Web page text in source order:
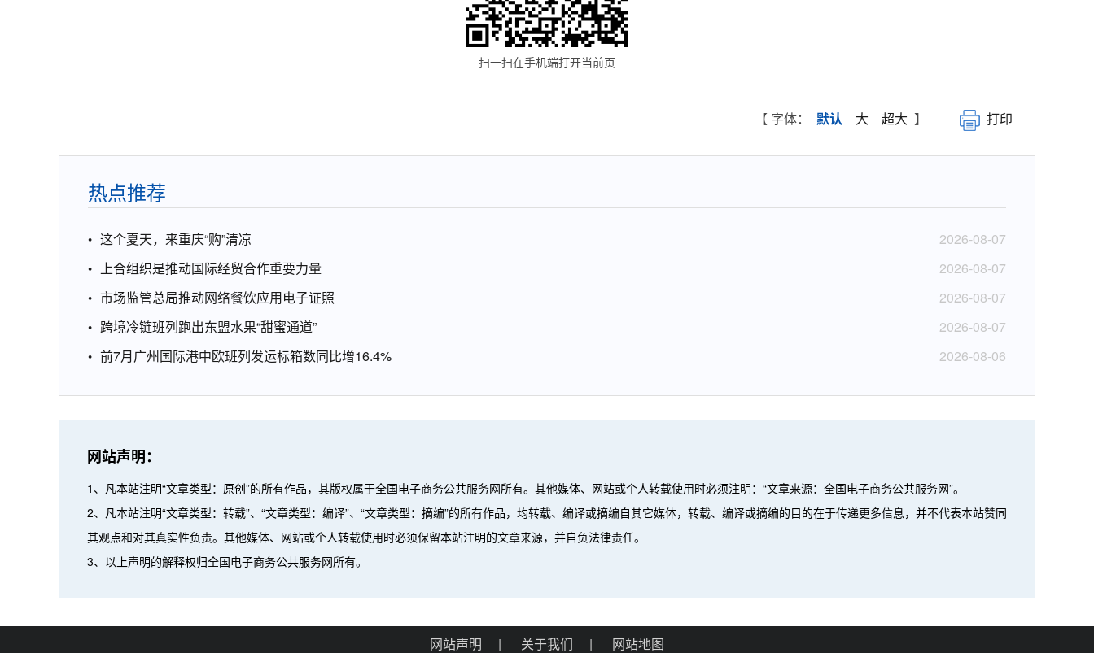
扫一扫在手机端打开当前页
【 字体： 默认 大 超大 】 打印
热点推荐
这个夏天，来重庆“购”清凉
2026-08-07
上合组织是推动国际经贸合作重要力量
2026-08-07
市场监管总局推动网络餐饮应用电子证照
2026-08-07
跨境冷链班列跑出东盟水果“甜蜜通道”
2026-08-07
前7月广州国际港中欧班列发运标箱数同比增16.4%
2026-08-06
网站声明：
1、凡本站注明“文章类型：原创”的所有作品，其版权属于全国电子商务公共服务网所有。其他媒体、网站或个人转载使用时必须注明：“文章来源：全国电子商务公共服务网”。
2、凡本站注明“文章类型：转载”、“文章类型：编译”、“文章类型：摘编”的所有作品，均转载、编译或摘编自其它媒体，转载、编译或摘编的目的在于传递更多信息，并不代表本站赞同
其观点和对其真实性负责。其他媒体、网站或个人转载使用时必须保留本站注明的文章来源，并自负法律责任。
3、以上声明的解释权归全国电子商务公共服务网所有。
网站声明 | 关于我们 | 网站地图